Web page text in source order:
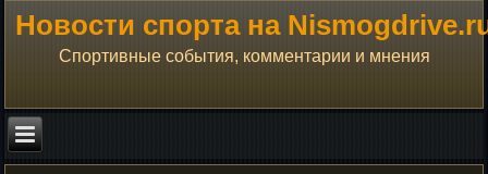
Новости спорта на
Спортивные события, комментарии и мнения